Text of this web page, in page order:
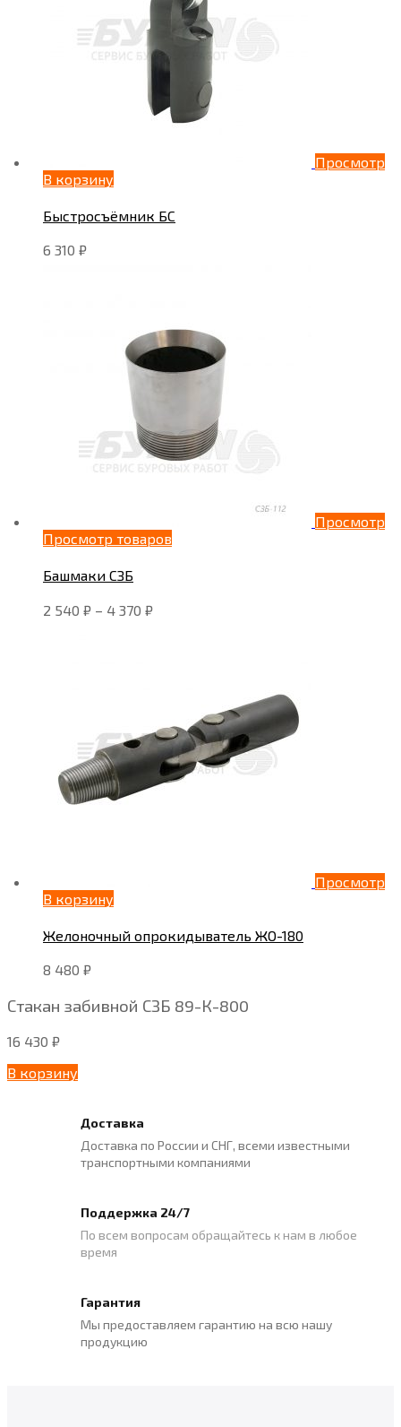
Просмотр
В корзину
Быстросъёмник БС
6 310 ₽
Просмотр
Просмотр товаров
Башмаки СЗБ
2 540 ₽ – 4 370 ₽
Просмотр
В корзину
Желоночный опрокидыватель ЖО-180
8 480 ₽
Стакан забивной СЗБ 89-К-800
16 430 ₽
В корзину
Доставка
Доставка по России и СНГ, всеми известными
транспортными компаниями
Поддержка 24/7
По всем вопросам обращайтесь к нам в любое
время
Гарантия
Мы предоставляем гарантию на всю нашу
продукцию